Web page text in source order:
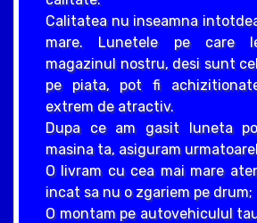
Calitatea nu inseamna
mare. Lunetele pe care
magazinul nostru, desi sunt
pe piata, pot fi
extrem de atractiv.
Dupa ce am gasit luneta
masina ta, asiguram
O livram cu cea mai mare
incat sa nu o zgariem pe drum;
O montam pe autovehiculul